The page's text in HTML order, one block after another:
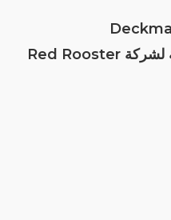
هي وحدات أعمال تابعة لشركة Red Rooster